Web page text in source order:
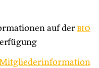
auf der bio